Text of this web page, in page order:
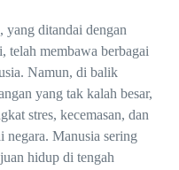
yang ditandai dengan
telah membawa berbagai
Namun, di balik
yang tak kalah besar,
stres, kecemasan, dan
negara. Manusia sering
hidup di tengah